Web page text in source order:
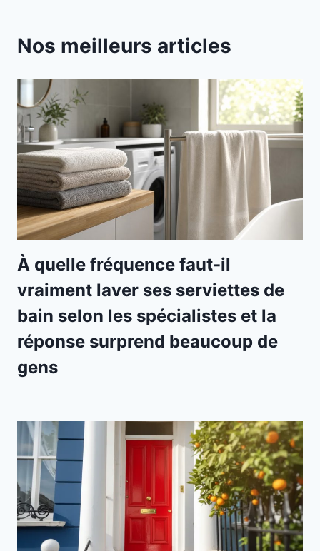
Nos meilleurs articles
À quelle fréquence faut-il
vraiment laver ses serviettes de
bain selon les spécialistes et la
réponse surprend beaucoup de
gens